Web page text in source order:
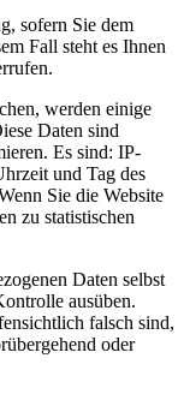
sofern Sie dem
Fall steht es Ihnen
werden einige
Daten sind
Es sind: IP-
und Tag des
Sie die Website
zu statistischen
Daten selbst
ausüben.
falsch sind,
oder